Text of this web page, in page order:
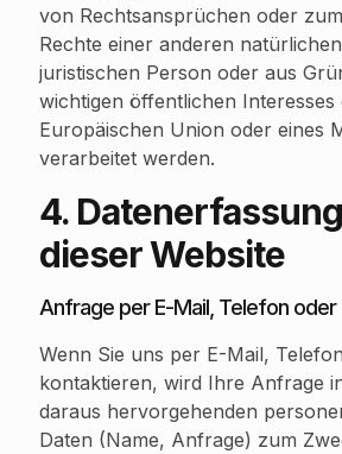
von Rechtsansprüchen oder
Rechte einer anderen
juristischen Person oder aus
wichtigen öffentlichen Interesses
Europäischen Union oder eines
verarbeitet werden.
4.
dieser Website
Anfrage per E-Mail, Telefon
Wenn Sie uns per E-Mail,
kontaktieren, wird Ihre Anfrage
daraus hervorgehenden
Daten (Name, Anfrage) zum